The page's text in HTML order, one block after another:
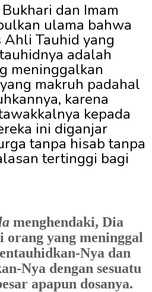
dan Imam
ulama bahwa
Tauhid yang
adalah
meninggalkan
makruh padahal
karena
kepada
ini diganjar
tanpa hisab tanpa
tertinggi bagi
menghendaki, Dia
orang yang meninggal
Nya dan
Nya dengan sesuatu
apapun dosanya.